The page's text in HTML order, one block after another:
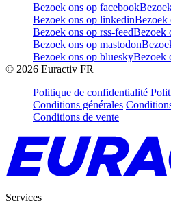
Bezoek ons op facebook
Bezoek ons op linkedinBezoek
Bezoek ons op rss-feedBezoek
Bezoek ons op mastodon
Bezoek ons op blueskyBezoek
© 2026 Euractiv FR
Politique de confidentialité
Conditions générales
Conditions de vente
Services